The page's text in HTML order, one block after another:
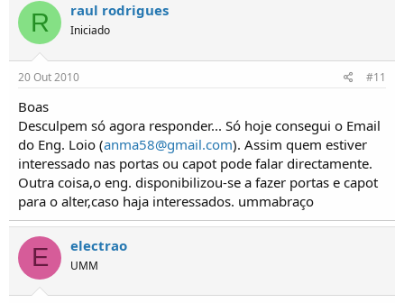
R raul rodrigues
Iniciado
20 Out 2010 #11
Boas
Desculpem só agora responder... Só hoje consegui o Email
do Eng. Loio (anma58@gmail.com). Assim quem estiver
interessado nas portas ou capot pode falar directamente.
Outra coisa,o eng. disponibilizou-se a fazer portas e capot
para o alter,caso haja interessados. ummabraço
E electrao
UMM